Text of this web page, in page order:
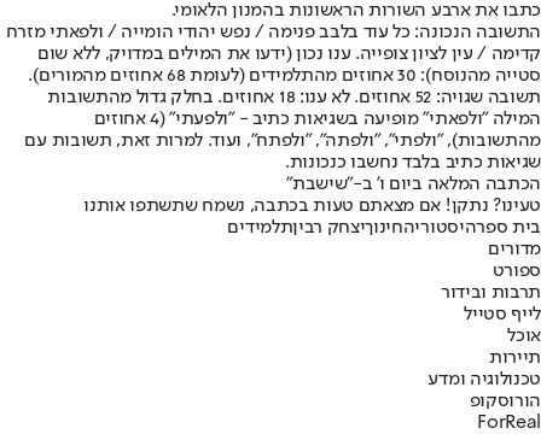
כתבו את ארבע השורות הראשונות בהמנון הלאומי.
התשובה הנכונה: כל עוד בלבב פנימה / נפש יהודי הומייה / ולפאתי מזרח
קדימה / עין לציון צופייה. ענו נכון (ידעו את המילים במדויק, ללא שום
סטייה מהנוסח): 30 אחוזים מהתלמידים (לעומת 68 אחוזים מהמורים).
תשובה שגויה: 52 אחוזים. לא ענו: 18 אחוזים. בחלק גדול מהתשובות
המילה "ולפאתי" מופיעה בשגיאות כתיב - "ולפעתי" (4 אחוזים
מהתשובות), "ולפתי", "ולפתה", "ולפתח", ועוד. למרות זאת, תשובות עם
שגיאות כתיב בלבד נחשבו כנכונות.
הכתבה המלאה ביום ו' ב-"שישבת"
טעינו? נתקן! אם מצאתם טעות בכתבה, נשמח שתשתפו אותנו
בית ספרהיסטוריהחינוךיצחק רביןתלמידים
מדורים
ספורט
תרבות ובידור
לייף סטייל
אוכל
תיירות
טכנולוגיה ומדע
הורוסקופ
ForReal